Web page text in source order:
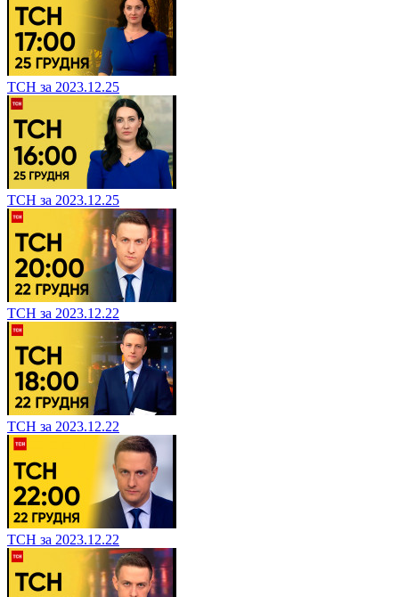
ТСН за 2023.12.25
ТСН за 2023.12.25
ТСН за 2023.12.22
ТСН за 2023.12.22
ТСН за 2023.12.22